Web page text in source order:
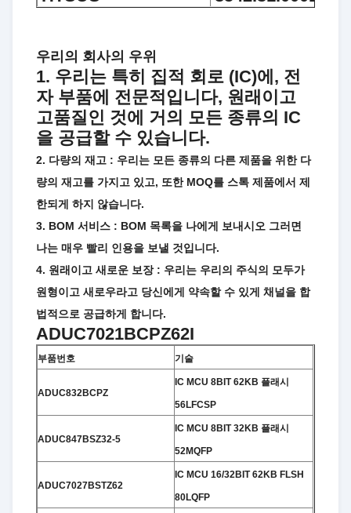
우리의 회사의 우위
1. 우리는 특히 집적 회로 (IC)에, 전
자 부품에 전문적입니다, 원래이고
고품질인 것에 거의 모든 종류의 IC
을 공급할 수 있습니다.
2. 다량의 재고 : 우리는 모든 종류의 다른 제품을 위한 다
량의 재고를 가지고 있고, 또한 MOQ를 스톡 제품에서 제
한되게 하지 않습니다.
3. BOM 서비스 : BOM 목록을 나에게 보내시오 그러면
나는 매우 빨리 인용을 보낼 것입니다.
4. 원래이고 새로운 보장 : 우리는 우리의 주식의 모두가
원형이고 새로우라고 당신에게 약속할 수 있게 채널을 합
법적으로 공급하게 합니다.
ADUC7021BCPZ62I
부품번호 기술
ADUC832BCPZ
IC MCU 8BIT 62KB 플래시
56LFCSP
ADUC847BSZ32-5
IC MCU 8BIT 32KB 플래시
52MQFP
ADUC7027BSTZ62
IC MCU 16/32BIT 62KB FLSH
80LQFP